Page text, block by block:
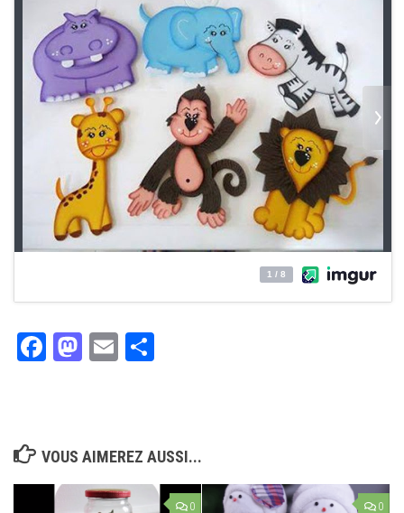
Facebook
Mastodon
Email
VOUS AIMEREZ AUSSI...
0 0